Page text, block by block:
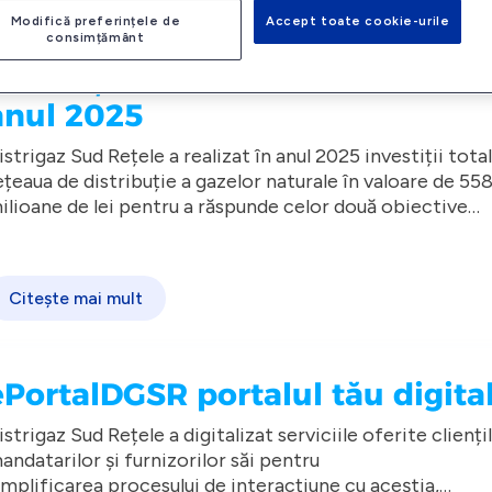
2025
Sud Rețele a realizat în anul 2025 investiții
de distribuție a gazelor naturale în valoare de 558
de lei pentru a răspunde celor două obiective
de viață mai mare), și în extinderea acestuia, prin
Citește mai mult
portalul tău digital
Sud Rețele a digitalizat serviciile oferite
și furnizorilor săi pentru
procesului de interacțiune cu aceștia,
Modifică preferințele de
consimțământ
Accept toate cookie-urile